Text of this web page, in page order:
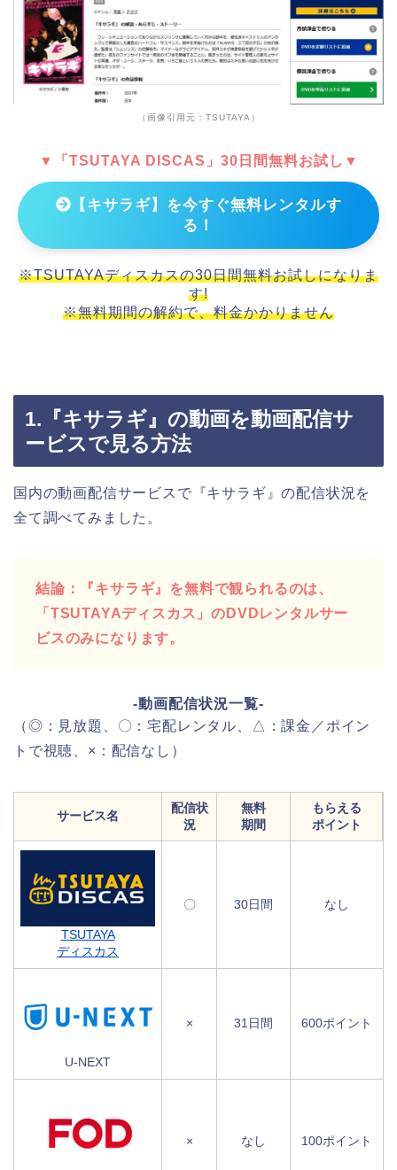
（画像引用元：TSUTAYA）
▼「TSUTAYA DISCAS」30日間無料お試し▼
【キサラギ】を今すぐ無料レンタルす
る！
※TSUTAYAディスカスの30日間無料お試しになりま
す!
※無料期間の解約で、料金かかりません
1.『キサラギ』の動画を動画配信サ
ービスで見る方法
国内の動画配信サービスで『キサラギ』の配信状況を
全て調べてみました。
結論：『キサラギ』を無料で観られるのは、
「TSUTAYAディスカス」のDVDレンタルサー
ビスのみになります。
-動画配信状況一覧-
（◎：見放題、〇：宅配レンタル、△：課金／ポイン
トで視聴、×：配信なし）
サービス名
配信状
況
無料
期間
もらえる
ポイント
TSUTAYA
ディスカス
〇 30日間 なし
U-NEXT
× 31日間 600ポイント
× なし 100ポイント